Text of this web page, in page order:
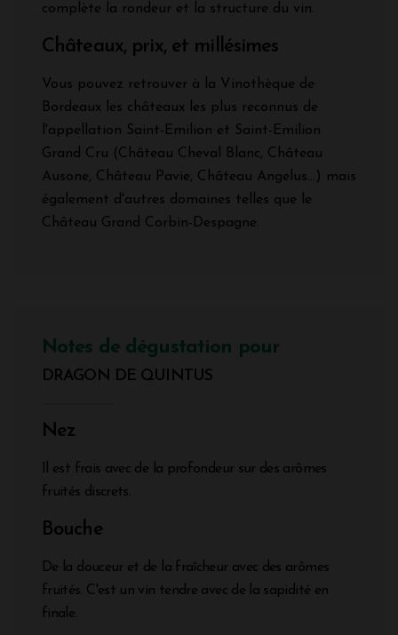
complète la rondeur et la structure du vin.
Châteaux, prix, et millésimes
Vous pouvez retrouver à la Vinothèque de
Bordeaux les châteaux les plus reconnus de
l'appellation Saint-Emilion et Saint-Emilion
Grand Cru (Château Cheval Blanc, Château
Ausone, Château Pavie, Château Angelus...) mais
également d'autres domaines telles que le
Château Grand Corbin-Despagne.
Notes de dégustation pour
DRAGON DE QUINTUS
Nez
Il est frais avec de la profondeur sur des arômes
fruités discrets.
Bouche
De la douceur et de la fraîcheur avec des arômes
fruités. C'est un vin tendre avec de la sapidité en
finale.